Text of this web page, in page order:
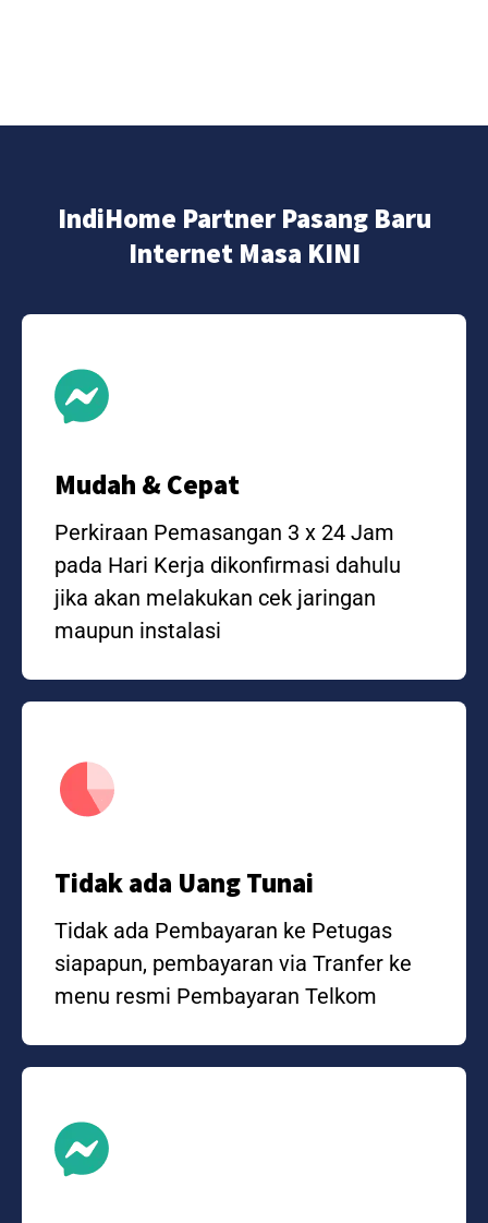
IndiHome Partner Pasang Baru
Internet Masa KINI
Mudah & Cepat
Perkiraan Pemasangan 3 x 24 Jam
pada Hari Kerja dikonfirmasi dahulu
jika akan melakukan cek jaringan
maupun instalasi
Tidak ada Uang Tunai
Tidak ada Pembayaran ke Petugas
siapapun, pembayaran via Tranfer ke
menu resmi Pembayaran Telkom